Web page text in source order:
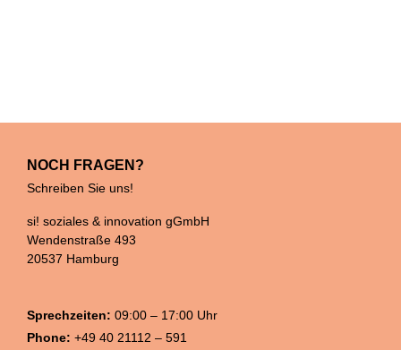
NOCH FRAGEN?
Schreiben Sie uns!
si! soziales & innovation gGmbH
Wendenstraße 493
20537 Hamburg
Sprechzeiten: 09:00 – 17:00 Uhr
Phone: +49 40 21112 – 591